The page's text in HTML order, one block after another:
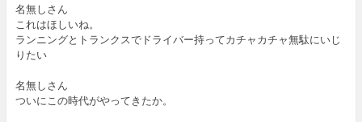
名無しさん
これはほしいね。
ランニングとトランクスでドライバー持ってカチャカチャ無駄にいじ
りたい
名無しさん
ついにこの時代がやってきたか。